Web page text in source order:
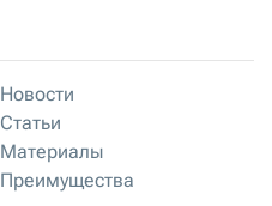
Новости
Статьи
Материалы
Преимущества